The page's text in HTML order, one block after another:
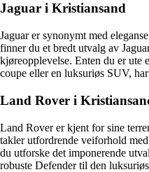
Jaguar i Kristiansand
Jaguar er synonymt med
finner du et bredt utvalg av
kjøreopplevelse. Enten du er ute
coupe eller en luksuriøs SUV,
Land Rover i
Land Rover er kjent for sine
takler utfordrende veiforhold
du utforske det imponerende
robuste Defender til den